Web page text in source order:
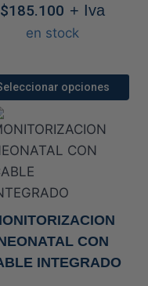
$185.100 + Iva
en stock
opciones
producto
tiene
variantes.
Las
opciones
se
CON
INTEGRADO